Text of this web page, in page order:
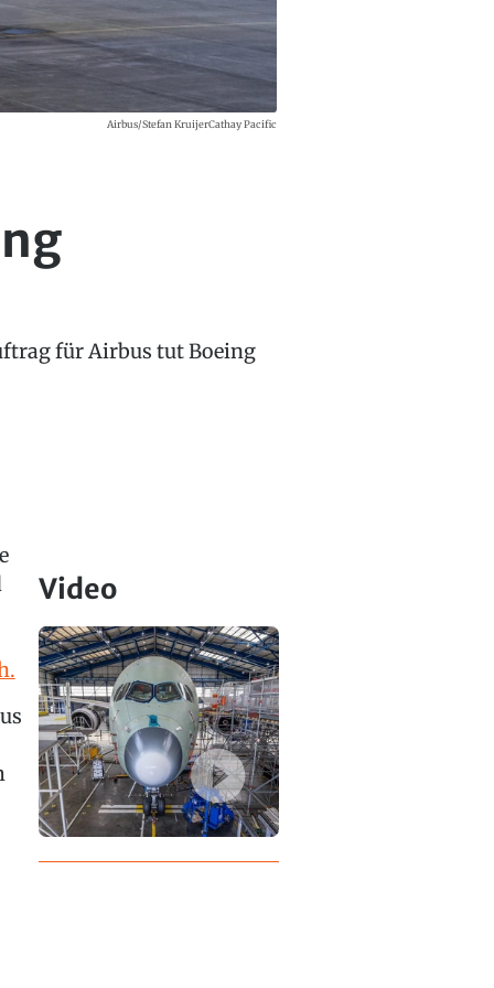
Airbus/Stefan KruijerCathay Pacific
für Airbus tut Boeing
Video